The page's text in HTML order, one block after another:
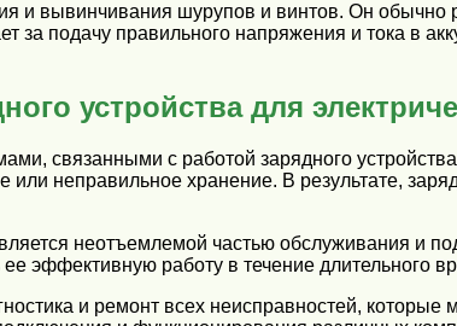
и вывинчивания шурупов и винтов. Он обычно
за подачу правильного напряжения и тока в
устройства для
связанными с работой зарядного
неправильное хранение. В результате,
неотъемлемой частью обслуживания и
эффективную работу в течение длительного
и ремонт всех неисправностей,